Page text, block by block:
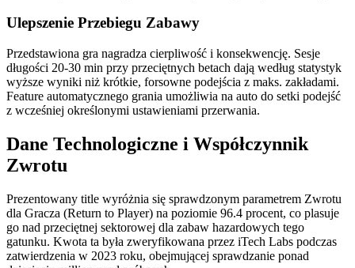
Ulepszenie Przebiegu Zabawy
Przedstawiona gra nagradza cierpliwość i konsekwencję. Sesje
długości 20-30 min przy przeciętnych betach dają według statystyk
wyższe wyniki niż krótkie, forsowne podejścia z maks. zakładami.
Feature automatycznego grania umożliwia na auto do setki podejść
z wcześniej określonymi ustawieniami przerwania.
Dane Technologiczne i Współczynnik
Zwrotu
Prezentowany title wyróżnia się sprawdzonym parametrem Zwrotu
dla Gracza (Return to Player) na poziomie 96.4 procent, co plasuje
go nad przeciętnej sektorowej dla zabaw hazardowych tego
gatunku. Kwota ta była zweryfikowana przez iTech Labs podczas
zatwierdzenia w 2023 roku, obejmującej sprawdzanie ponad